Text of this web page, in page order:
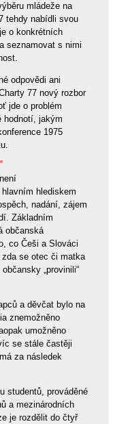
mládeže na
tehdy nabídli svou
o konkrétních
seznamovat s nimi
odpovědi ani
77 nový rozbor
jde o problém
hodnotí, jakým
1975
hlediskem
nadání, zájem
Základním
občanská
co Češi a Slováci
se otec či matka
„provinili“
a děvčat bylo na
znemožněno
umožněno
se stále častěji
za následek
studentů, prováděné
a mezinárodních
je rozdělit do čtyř